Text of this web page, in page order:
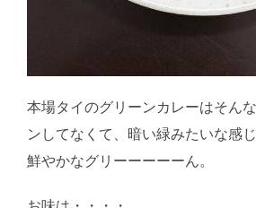
本場タイのグリーンカレーはそん
ンしてなくて、暗い緑みたいな感
鮮やかなグリーーーーーん。